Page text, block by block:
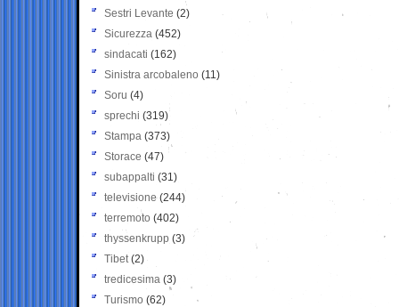
Sestri Levante (2)
Sicurezza (452)
sindacati (162)
Sinistra arcobaleno (11)
Soru (4)
sprechi (319)
Stampa (373)
Storace (47)
subappalti (31)
televisione(244)
terremoto (402)
thyssenkrupp (3)
Tibet(2)
tredicesima (3)
Turismo (62)